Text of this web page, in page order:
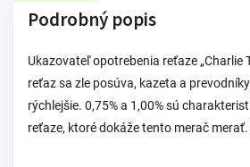
Podrobný popis
Ukazovateľ opotrebenia reťaze „Charlie
reťaz sa zle posúva, kazeta a
rýchlejšie. 0,75% a 1,00% sú
reťaze, ktoré dokáže tento merač merať.